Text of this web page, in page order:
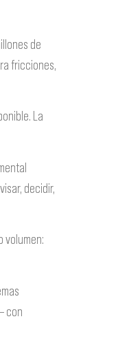
de
fricciones,
La
decidir,
volumen:
con